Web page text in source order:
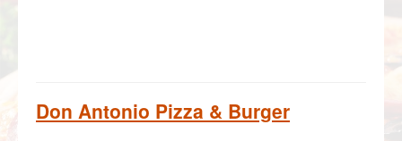
Don Antonio Pizza & Burger